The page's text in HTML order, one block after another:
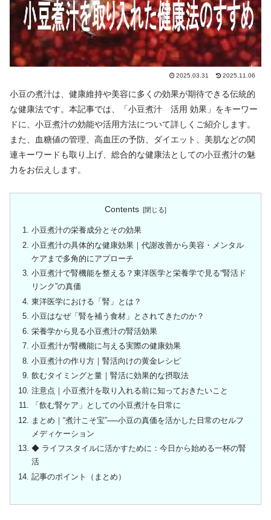
2025.03.31 2025.11.06
小豆の煮汁は、健康維持や美容に多くの効果が期待できる伝統的
な健康法です。 本記事では、「小豆煮汁 活用 効果」をキーワー
ドに、小豆煮汁の効能や活用方法について詳しくご紹介します。
また、血糖値の管理、高血圧の予防、ダイエット、美肌などの関
連キーワードも取り上げ、総合的な健康法としての小豆煮汁の魅
力をお伝えします。
Contents
小豆煮汁の栄養成分とその効果
小豆煮汁の具体的な健康効果｜代謝改善から美容・メンタル
ケアまで多角的にアプローチ
小豆煮汁で腎機能を整える？東洋医学と栄養学で見る“腎活ド
リンク”の真価
東洋医学における「腎」とは？
小豆はなぜ「腎を補う食材」とされてきたのか？
栄養学から見る小豆煮汁の腎活効果
小豆煮汁が腎機能に与える実際の健康効果
小豆煮汁の作り方｜腎活向けの黄金レシピ
飲むタイミングと量｜腎活に効果的な摂取法
注意点｜小豆煮汁を取り入れる前に知っておきたいこと
「飲む腎ケア」としての小豆煮汁を日常に
まとめ｜“煮汁こそ宝”──小豆の真価を活かした日常のセルフ
メディケーション
◆ ライフスタイルに活かすために：今日から始める一杯の腎
活
記事のポイント（まとめ）